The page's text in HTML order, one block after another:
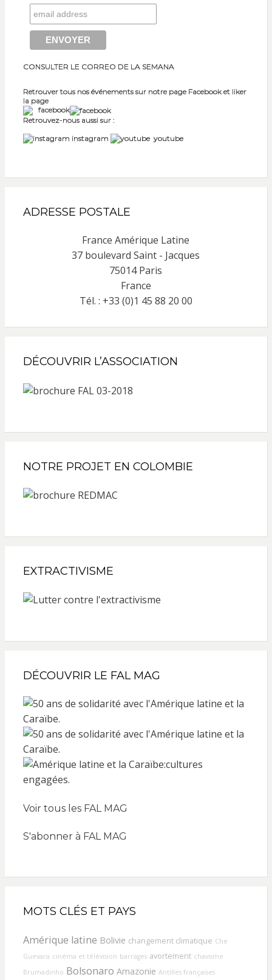
CONSULTER LE CORREO DE LA SEMANA
Retrouver tous nos événements sur notre page Facebook et liker
la page
facebook
Retrouvez-nous aussi sur :
instagram
youtube
ADRESSE POSTALE
France Amérique Latine
37 boulevard Saint - Jacques
75014 Paris
France
Tél. : +33 (0)1 45 88 20 00
DÉCOUVRIR L’ASSOCIATION
NOTRE PROJET EN COLOMBIE
EXTRACTIVISME
DÉCOUVRIR LE FAL MAG
Voir tous les FAL MAG
S'abonner à FAL MAG
MOTS CLÉS ET PAYS
Amérique latine Bolivie changement climatique Che
Guevara cinéma et télévision barrages avortement chavisme
Brumadinho Bolsonaro Amazonie Antilles françaises